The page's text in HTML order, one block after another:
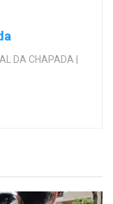
DA CHAPADA |